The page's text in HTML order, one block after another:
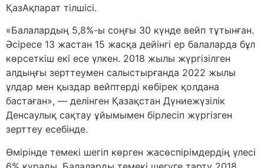
ҚазАқпарат тілшісі.
«Балалардың 5,8%-ы соңғы 30 күнде вейп тұтынған.
Әсіресе 13 жастан 15 жасқа дейінгі ер балаларда бұл
көрсеткіш екі есе үлкен. 2018 жылы жүргізілген
алдыңғы зерттеумен салыстырғанда 2022 жылы
ұлдар мен қыздар вейптерді көбірек қолдана
бастаған», — делінген Қазақстан Дүниежүзілік
Денсаулық сақтау ұйымымен бірлесіп жүргізген
зерттеу есебінде.
Өмірінде темекі шегіп көрген жасөспірімдердің үлесі